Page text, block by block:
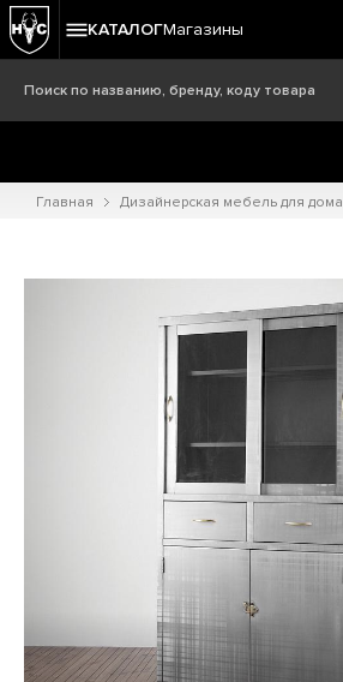
КАТАЛОГМагазины
Главная Дизайнерская мебель для дома